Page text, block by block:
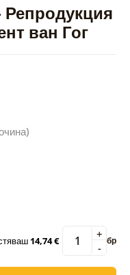
Репродукция
ван Гог
14,74 € -
+ бр